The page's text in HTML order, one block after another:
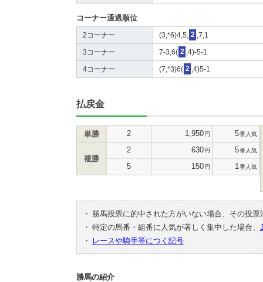
コーナー通過順位
2コーナー (3,*6)4,5, 2 ,7,1
3コーナー 7-3,6( 2 ,4)-5-1
4コーナー (7,*3)6( 2 ,4)5-1
払戻金
単勝 2 1,950円 5番人気
複勝
2 630円 5番人気
5 150円 1 番人気
・
勝馬投票に的中された方がいない場合、その投
・ 特定の馬番・組番に人気が著しく集中した場合、
・
レースや騎手等につく記号
勝馬の紹介